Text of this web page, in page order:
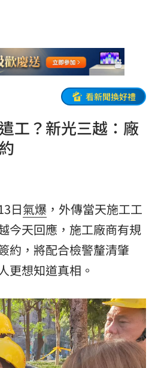
看新聞換好禮
工？新光三越：廠
日氣爆 ，外傳當天施工工
今天回應，施工廠商有規
約，將配合檢警釐清肇
更想知道真相。